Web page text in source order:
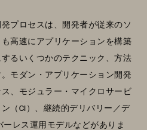
プロセスは、開発者が従来のソ
高速にアプリケーションを構築
るいくつかのテクニック、方法
モダン・アプリケーション開発
、モジュラー・マイクロサービ
（CI）、継続的デリバリー／デ
レス運用モデルなどがありま